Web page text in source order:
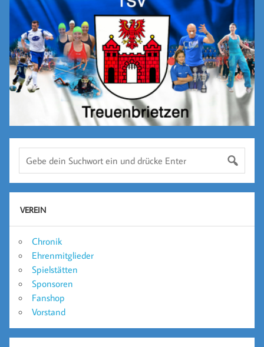
VEREIN
Chronik
Ehrenmitglieder
Spielstätten
Sponsoren
Fanshop
Vorstand